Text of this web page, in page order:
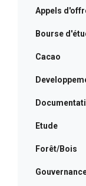
Appels
Bourse
Cacao
Etude
Forêt/Bois